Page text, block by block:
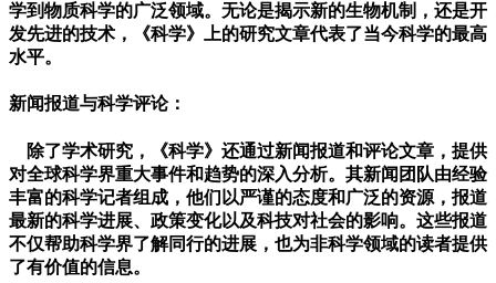
学到物质科学的广泛领域。无论是揭示新的生物机制，还是开
发先进的技术，《科学》上的研究文章代表了当今科学的最高
水平。
新闻报道与科学评论：
除了学术研究，《科学》还通过新闻报道和评论文章，提供
对全球科学界重大事件和趋势的深入分析。其新闻团队由经验
丰富的科学记者组成，他们以严谨的态度和广泛的资源，报道
最新的科学进展、政策变化以及科技对社会的影响。这些报道
不仅帮助科学界了解同行的进展，也为非科学领域的读者提供
了有价值的信息。